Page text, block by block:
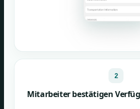
2
Mitarbeiter bestätigen